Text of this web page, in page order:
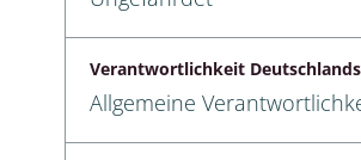
Verantwortlichkeit Deutschlands
Allgemeine